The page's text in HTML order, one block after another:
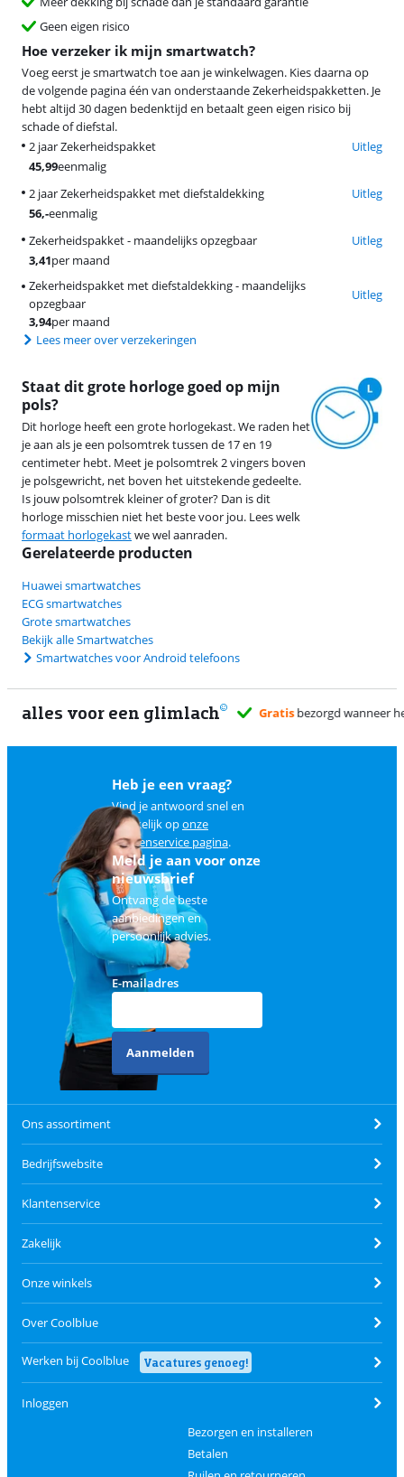
Geen eigen risico
Hoe verzeker ik mijn smartwatch?
Voeg eerst je smartwatch toe aan je winkelwagen. Kies daarna op
de volgende pagina één van onderstaande Zekerheidspakketten. Je
hebt altijd 30 dagen bedenktijd en betaalt geen eigen risico bij
schade of diefstal.
2 jaar Zekerheidspakket
Uitleg
45,99eenmalig
2 jaar Zekerheidspakket met diefstaldekking
Uitleg
56,-eenmalig
Zekerheidspakket - maandelijks opzegbaar
Uitleg
3,41per maand
Zekerheidspakket met diefstaldekking - maandelijks
opzegbaar
Uitleg
3,94per maand
Lees meer over verzekeringen
Staat dit grote horloge goed op mijn
pols?
Dit horloge heeft een grote horlogekast. We raden het
je aan als je een polsomtrek tussen de 17 en 19
centimeter hebt. Meet je polsomtrek 2 vingers boven
je polsgewricht, net boven het uitstekende gedeelte.
Is jouw polsomtrek kleiner of groter? Dan is dit
horloge misschien niet het beste voor jou. Lees welk
formaat horlogekastwe wel aanraden.
Gerelateerde producten
Huawei smartwatches
ECG smartwatches
Grote smartwatches
Bekijk alle Smartwatches
Smartwatches voor Android telefoons
alles voor een glimlach
Heb je een vraag?
Vind je antwoord snel en
makkelijk oponze
klantenservice pagina.
Meld je aan voor onze
nieuwsbrief
Ontvang de beste
aanbiedingen en
persoonlijk advies.
E-mailadres
Aanmelden
Ons assortiment
Bedrijfswebsite
Klantenservice
Zakelijk
Onze winkels
Over Coolblue
Werken bij Coolblue Vacatures genoeg!
Inloggen
Bezorgen en installeren
Betalen